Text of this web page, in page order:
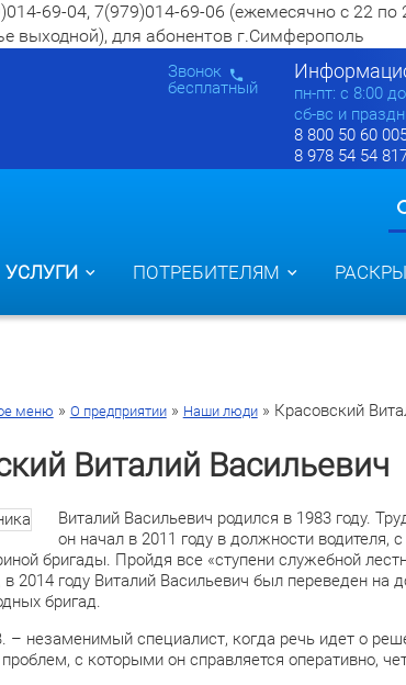
69-04, 7(979)014-69-06 (ежемесячно с 22 по
выходной), для абонентов г.Симферополь
пн-пт: c 8:00
сб-вс и
8 800 50 60
8 978 54 54
Звонок
бесплатный
УСЛУГИ ПОТРЕБИТЕЛЯМ
меню » О предприятии» Наши люди» Красовский
Виталий Васильевич
Виталий Васильевич родился в 1983 году.
он начал в 2011 году в должности водителя,
бригады. Пройдя все «ступени служебной
в 2014 году Виталий Васильевич был переведен на
бригад.
– незаменимый специалист, когда речь идет о
с которыми он справляется оперативно,